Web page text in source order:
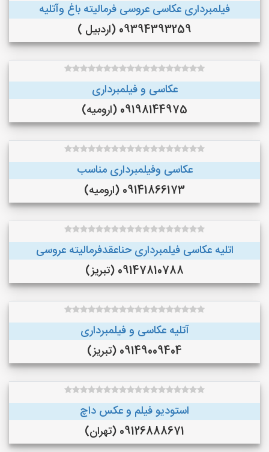
فیلمبرداری عکاسی عروسی فرمالیته باغ وآتلیه
09394393259 (اردبیل )
عکاسی و فیلمبرداری
09198144975 (ارومیه)
عکاسی وفیلمبرداری مناسب
09141866173 (ارومیه)
اتلیه عکاسی فیلمبرداری حناعقدفرمالیته عروسی
09147810788 (تبریز)
آتلیه عکاسی و فیلمبرداری
09149009404 (تبریز)
استودیو فیلم و عکس داچ
09126888671 (تهران)